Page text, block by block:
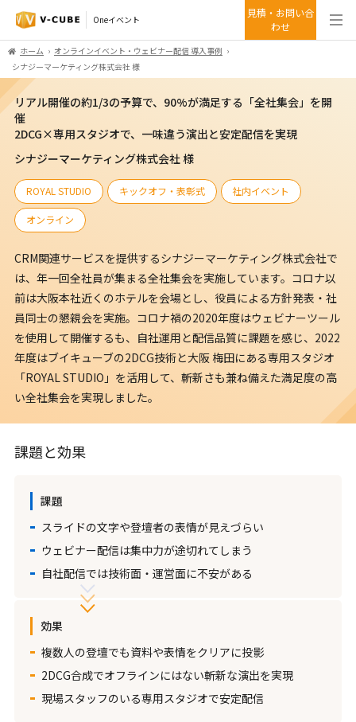
Oneイベント
見積・お問い合
わせ
ホーム
オンラインイベント・ウェビナー配信 導入事例
シナジーマーケティング株式会社 様
リアル開催の約1/3の予算で、90%が満足する「全社集会」を開
催
2DCG×専用スタジオで、一味違う演出と安定配信を実現
シナジーマーケティング株式会社 様
ROYAL STUDIO キックオフ・表彰式 社内イベント
オンライン
CRM関連サービスを提供するシナジーマーケティング株式会社で
は、年一回全社員が集まる全社集会を実施しています。コロナ以
前は大阪本社近くのホテルを会場とし、役員による方針発表・社
員同士の懇親会を実施。コロナ禍の2020年度はウェビナーツール
を使用して開催するも、自社運用と配信品質に課題を感じ、2022
年度はブイキューブの2DCG技術と大阪 梅田にある専用スタジオ
「ROYAL STUDIO」を活用して、斬新さも兼ね備えた満足度の高
い全社集会を実現しました。
課題と効果
課題
スライドの文字や登壇者の表情が見えづらい
ウェビナー配信は集中力が途切れてしまう
自社配信では技術面・運営面に不安がある
効果
複数人の登壇でも資料や表情をクリアに投影
2DCG合成でオフラインにはない斬新な演出を実現
現場スタッフのいる専用スタジオで安定配信